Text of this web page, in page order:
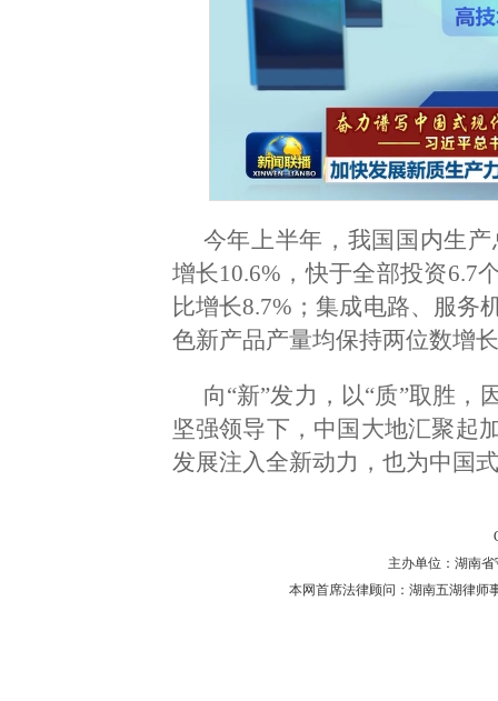
今年上半年，我国国内生
增长10.6%，快于全部投资6.7
比增长8.7%；集成电路、服务
色新产品产量均保持两位数增
向“新”发力，以“质”取胜
坚强领导下，中国大地汇聚起
发展注入全新动力，也为中国
主办单位：湖南省
本网首席法律顾问：湖南五湖律师